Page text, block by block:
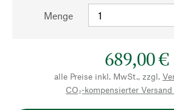
Menge
689,00 €
alle Preise inkl. MwSt., zzgl.
CO₂-kompensierter Versand